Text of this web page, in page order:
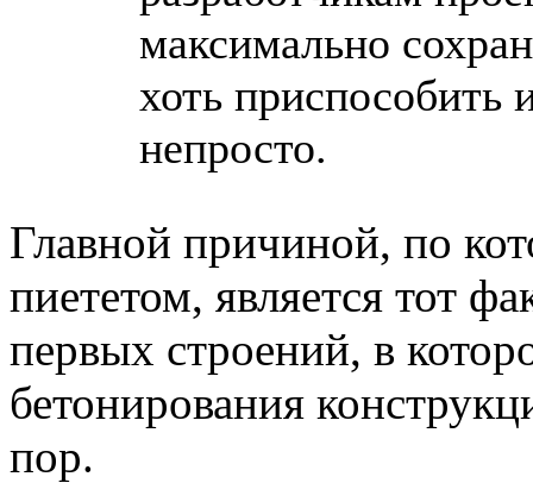
максимально
хоть
непросто.
Главной причиной, по
пиететом, является тот
первых строений, в
бетонирования
пор.